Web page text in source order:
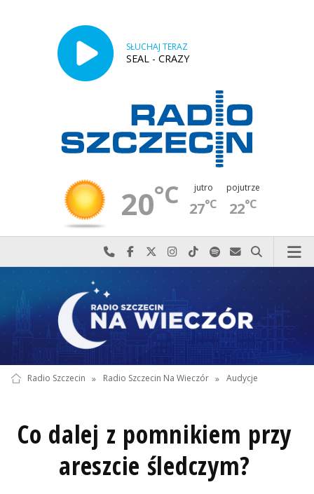
SŁUCHAJ TERAZ
SEAL - CRAZY
20°C jutro
27°C
pojutrze
22°C
Najlepiej po prostu do nas zadzwoń
Odwiedź nas na Facebook-u
Odwiedź nas na X
Odwiedź nas na Instagram-ie
Odwiedź nas na TikTok-u
Szukaj nas na Spotify
Wyślij do nas
Szukaj
Radio Szczecin » Radio Szczecin Na Wieczór » Audycje
Co dalej z pomnikiem przy
areszcie śledczym?